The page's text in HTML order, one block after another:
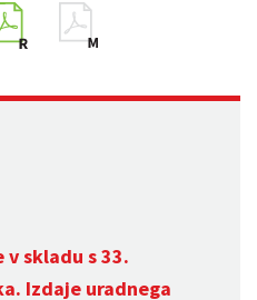
v skladu s 33.
Izdaje uradnega